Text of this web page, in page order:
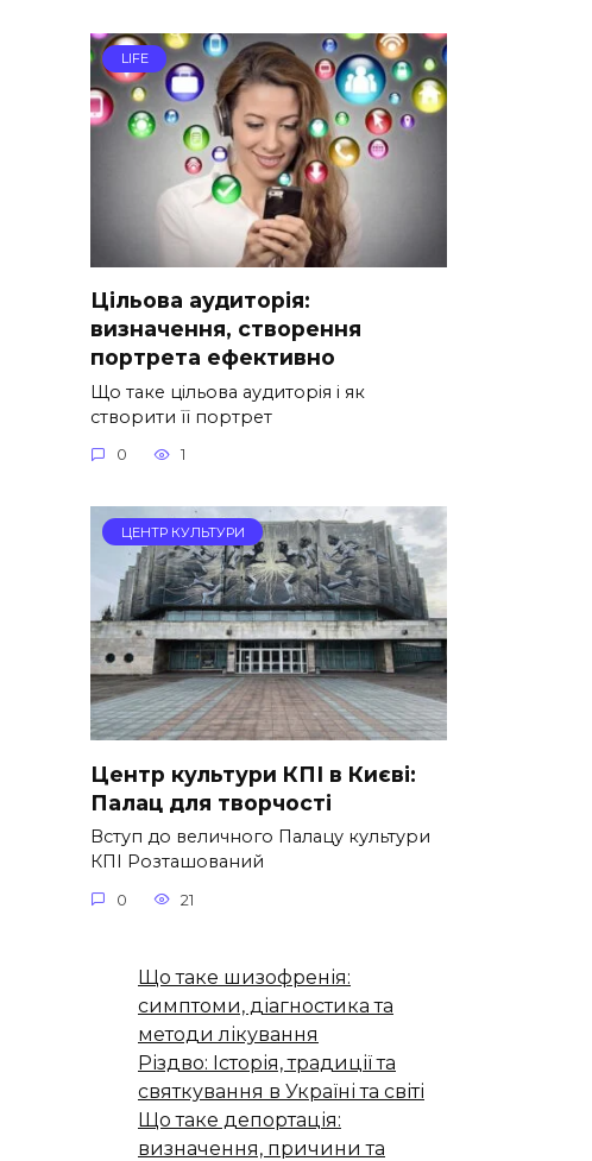
LIFE
Цільова аудиторія:
визначення, створення
портрета ефективно
Що таке цільова аудиторія і як
створити її портрет
0 1
ЦЕНТР КУЛЬТУРИ
Центр культури КПІ в Києві:
Палац для творчості
Вступ до величного Палацу культури
КПІ Розташований
0 21
Що таке шизофренія:
симптоми, діагностика та
методи лікування
Різдво: Історія, традиції та
святкування в Україні та світі
Що таке депортація:
визначення, причини та